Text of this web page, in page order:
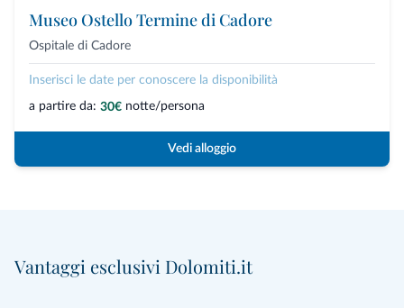
Museo Ostello Termine di Cadore
Ospitale di Cadore
Inserisci le date per conoscere la disponibilità
a partire da: 30€ notte/persona
Vedi alloggio
Vantaggi esclusivi Dolomiti.it